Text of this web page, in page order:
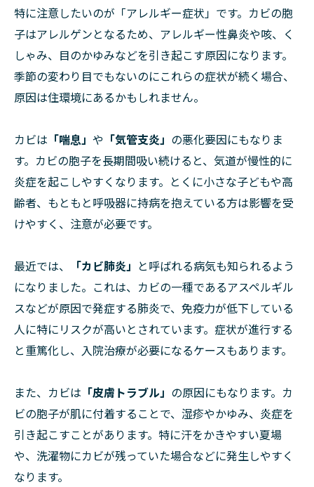
特に注意したいのが「アレルギー症状」です。カビの胞
子はアレルゲンとなるため、アレルギー性鼻炎や咳、く
しゃみ、目のかゆみなどを引き起こす原因になります。
季節の変わり目でもないのにこれらの症状が続く場合、
原因は住環境にあるかもしれません。
カビは 「喘息」 や 「気管支炎」 の悪化要因にもなりま
す。カビの胞子を長期間吸い続けると、気道が慢性的に
炎症を起こしやすくなります。とくに小さな子どもや高
齢者、もともと呼吸器に持病を抱えている方は影響を受
けやすく、注意が必要です。
最近では、 「カビ肺炎」 と呼ばれる病気も知られるよう
になりました。これは、カビの一種であるアスペルギル
スなどが原因で発症する肺炎で、免疫力が低下している
人に特にリスクが高いとされています。症状が進行する
と重篤化し、入院治療が必要になるケースもあります。
また、カビは 「皮膚トラブル」 の原因にもなります。カ
ビの胞子が肌に付着することで、湿疹やかゆみ、炎症を
引き起こすことがあります。特に汗をかきやすい夏場
や、洗濯物にカビが残っていた場合などに発生しやすく
なります。